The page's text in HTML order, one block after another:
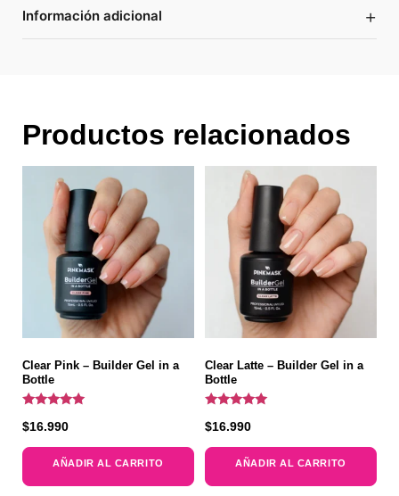
Información adicional +
Productos relacionados
Clear Pink – Builder Gel in a
Bottle
con
de 5
$16.990
AÑADIR AL CARRITO
Clear Latte – Builder Gel in a
Bottle
con
de 5
$16.990
AÑADIR AL CARRITO